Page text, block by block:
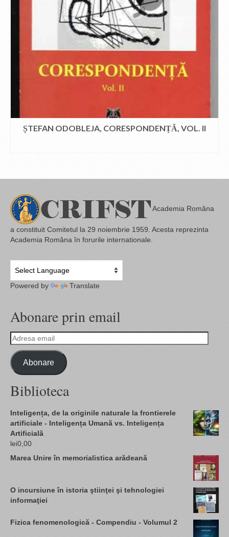
ȘTEFAN ODOBLEJA, CORESPONDENȚĂ, VOL. II
Academia Româna
a constituit Comitetul la 29 noiembrie 1959. Acesta reprezinta
Academia Româna în forurile internationale.
Powered by Translate
Abonare prin email
Adresa
email
Abonare
Biblioteca
Inteligența, de la originile naturale la frontierele
artificiale - Inteligența Umană vs. Inteligența
Artificială
lei0,00
Marea Unire în memorialistica arădeană
O incursiune în istoria ştiinţei şi tehnologiei
informaţiei
Fizica fenomenologică - Compendiu - Volumul 2